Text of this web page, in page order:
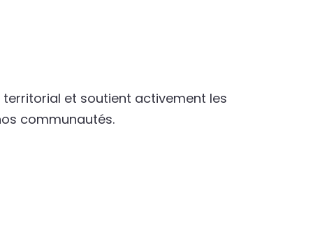
et soutient activement les
communautés.